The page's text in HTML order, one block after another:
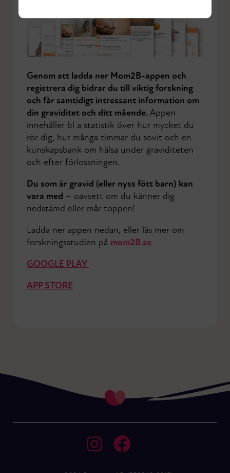
Genom att ladda ner Mom2B-appen och
registrera dig bidrar du till viktig forskning
och får samtidigt intressant information om
din graviditet och ditt mående.Appen
innehåller bl a statistik över hur mycket du
rör dig, hur många timmar du sovit och en
kunskapsbank om hälsa under graviditeten
och efter förlossningen.
Du som är gravid (eller nyss fött barn) kan
vara med – oavsett om du känner dig
nedstämd eller mår toppen!
Ladda ner appen nedan, eller läs mer om
forskningsstudien på mom2B.se
GOOGLE PLAY
APP STORE